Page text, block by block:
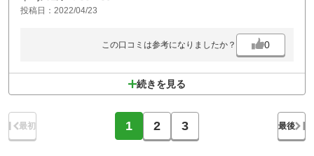
投稿日：2022/04/23
この口コミは参考になりましたか？ 0
続きを見る
最初 1 2 3 最後